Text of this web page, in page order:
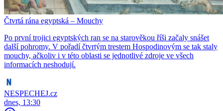
Čtvrtá rána egyptská – Mouchy
Po první trojici egyptských ran se na starověkou říši začaly snášet
další pohromy. V pořadí čtvrtým trestem Hospodinovým se tak staly
mouchy, ačkoliv i v této oblasti se jednotlivé zdroje ve všech
informacích neshodují.
NESPECHEJ.cz
dnes, 13:30